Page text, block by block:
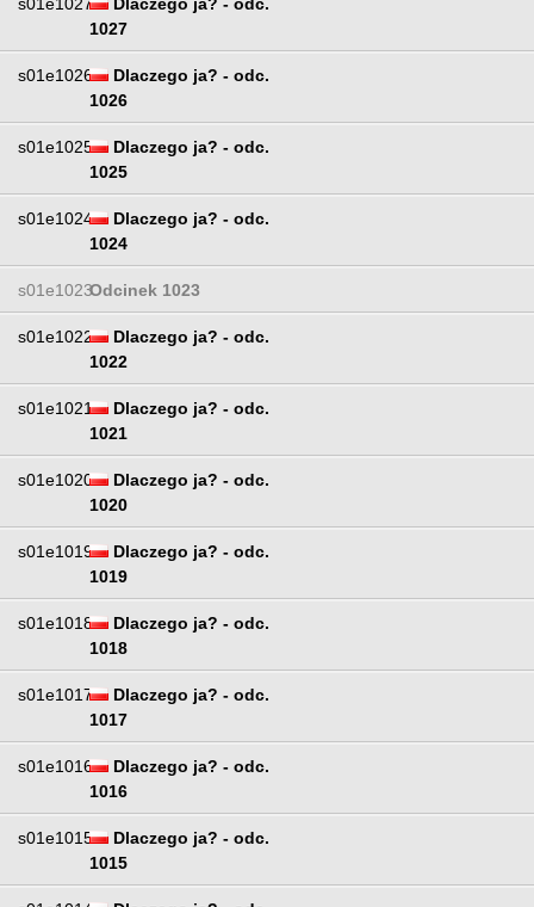
1027
s01e1026
Dlaczego ja? - odc.
1026
s01e1025
Dlaczego ja? - odc.
1025
s01e1024
Dlaczego ja? - odc.
1024
s01e1023Odcinek 1023
s01e1022
Dlaczego ja? - odc.
1022
s01e1021
Dlaczego ja? - odc.
1021
s01e1020
Dlaczego ja? - odc.
1020
s01e1019
Dlaczego ja? - odc.
1019
s01e1018
Dlaczego ja? - odc.
1018
s01e1017
Dlaczego ja? - odc.
1017
s01e1016
Dlaczego ja? - odc.
1016
s01e1015
Dlaczego ja? - odc.
1015